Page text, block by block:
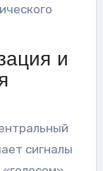
и
сигналы